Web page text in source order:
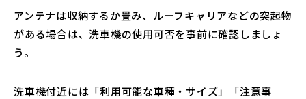
アンテナは収納するか畳み、ルーフキャリアなどの突起物
がある場合は、洗車機の使用可否を事前に確認しましょ
う。
洗車機付近には「利用可能な車種・サイズ」「注意事